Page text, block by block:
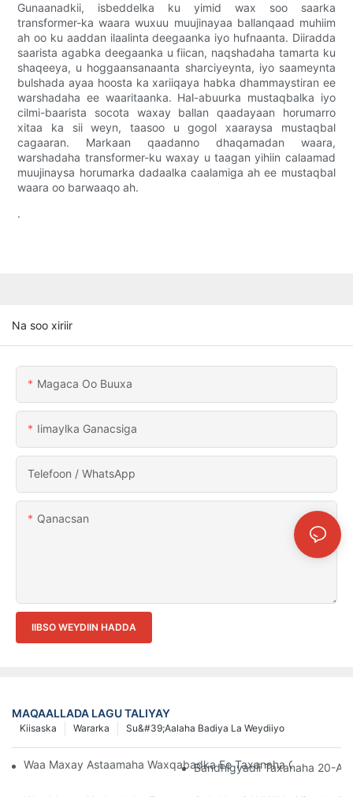
Gunaanadkii, isbeddelka ku yimid wax soo saarka
transformer-ka waara wuxuu muujinayaa ballanqaad muhiim
ah oo ku aaddan ilaalinta deegaanka iyo hufnaanta. Diiradda
saarista agabka deegaanka u fiican, naqshadaha tamarta ku
shaqeeya, u hoggaansanaanta sharciyeynta, iyo saameynta
bulshada ayaa hoosta ka xariiqaya habka dhammaystiran ee
warshadaha ee waaritaanka. Hal-abuurka mustaqbalka iyo
cilmi-baarista socota waxay ballan qaadayaan horumarro
xitaa ka sii weyn, taasoo u gogol xaaraysa mustaqbal
cagaaran. Markaan qaadanno dhaqamadan waara,
warshadaha transformer-ku waxay u taagan yihiin calaamad
muujinaysa horumarka dadaalka caalamiga ah ee mustaqbal
waara oo barwaaqo ah.
.
Na soo xiriir
Magaca Oo Buuxa
Iimaylka Ganacsiga
Telefoon / WhatsApp
Qanacsan
IIBSO WEYDIIN HADDA
MAQAALLADA LAGU TALIYAY
Su&#39;aalaha Badiya La Weydiiyo
Wararka
Kiisaska
Waa Maxay Astaamaha Waxqabadka Ee Taxanaha CAH (23)
Bandhigyadii Taxanaha 20-